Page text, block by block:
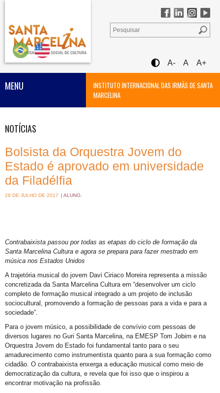
A- A A+
INSTITUTO INTERNACIONAL DAS IRMÃS DE SANTA
MARCELINA
MENU
NOTÍCIAS
Bolsista da Orquestra Jovem do
Estado é aprovado em universidade
da Filadélfia
28 DE JULHO DE 2017 | ALUNO
Contrabaixista passou por todas as etapas do ciclo de formação da
Santa Marcelina Cultura e agora se prepara para fazer mestrado em
música nos Estados Unidos
A trajetória musical do jovem Davi Ciriaco Moreira representa a missão
concretizada da Santa Marcelina Cultura em “desenvolver um ciclo
completo de formação musical integrado a um projeto de inclusão
sociocultural, promovendo a formação de pessoas para a vida e para a
sociedade”.
Para o jovem músico, a possibilidade de convívio com pessoas de
diversos lugares no Guri Santa Marcelina, na EMESP Tom Jobim e na
Orquestra Jovem do Estado foi fundamental tanto para o seu
amadurecimento como instrumentista quanto para a sua formação como
cidadão. O contrabaixista enxerga a educação musical como meio de
democratização da cultura, e revela que foi isso que o inspirou a
encontrar motivação na profissão.